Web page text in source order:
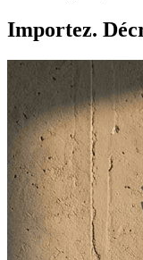
Importez.